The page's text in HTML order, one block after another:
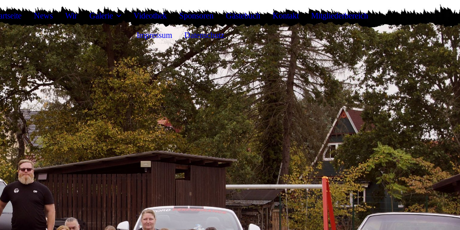
News Wir Galerie Videothek Sponsoren Gästebuch Kontakt Mitgliederbereich
Impressum Datenschutz